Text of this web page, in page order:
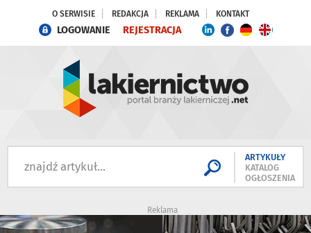
O SERWISIE REDAKCJA REKLAMA KONTAKT
LOGOWANIE REJESTRACJA
ARTYKUŁY
KATALOG
OGŁOSZENIA
Reklama